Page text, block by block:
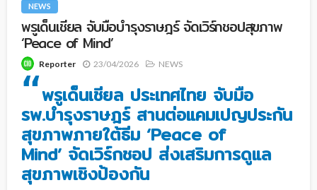
NEWS
พรูเด็นเชียล จับมือบำรุงราษฎร์ จัดเวิร์กชอปสุขภาพ
‘Peace of Mind’
Reporter 23/04/2026 NEWS
“พรูเด็นเชียล ประเทศไทย จับมือ
รพ.บำรุงราษฎร์ สานต่อแคมเปญประกัน
สุขภาพภายใต้ธีม ‘Peace of
Mind’ จัดเวิร์กชอป ส่งเสริมการดูแล
สุขภาพเชิงป้องกัน